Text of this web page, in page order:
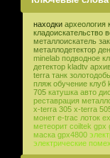
находки археология
кладоискательство
металлоискатель
металлодетектор
minelab подводное
детектор kladtv
terra танк
пляж обучение клуб
705 катушка авто
реставрация
x-terra 305 x-terra
монет e-trac лоток
метеорит coiltek gpx
маска gpx4800
электрические